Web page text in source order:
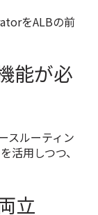
をALBの前
能が必
スルーティン
活用しつつ、
立